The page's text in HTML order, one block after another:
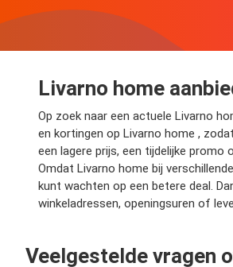
Livarno home
Op zoek naar een actuele Livarno
en kortingen op Livarno home ,
een lagere prijs, een tijdelijke
Omdat Livarno home bij
kunt wachten op een betere deal.
winkeladressen, openingsuren of
Veelgestelde vragen